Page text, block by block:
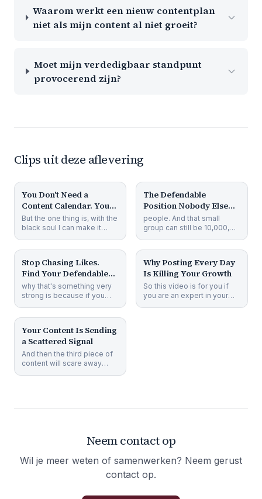
Waarom werkt een nieuw contentplan
niet als mijn content al niet groeit?
Moet mijn verdedigbaar standpunt
provocerend zijn?
Clips uit deze aflevering
You Don't Need a
Content Calendar. You
Need This.
But the one thing is, with the
black soul I can make it
The Defendable
Position Nobody Else
Can Copy
people. And that small
group can still be 10,000,
1 min 57s
Stop Chasing Likes.
Find Your Defendable
Position.
why that's something very
strong is because if you
36s
Why Posting Every Day
Is Killing Your Growth
So this video is for you if
you are an expert in your
1 min 7s
Your Content Is Sending
a Scattered Signal
And then the third piece of
content will scare away
Neem contact op
Wil je meer weten of samenwerken? Neem gerust
contact op.